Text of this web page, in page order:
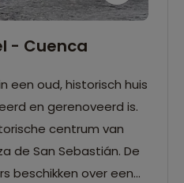
- Cuenca
een oud, historisch huis
en gerenoveerd is.
centrum van
de San Sebastián. De
beschikken over een